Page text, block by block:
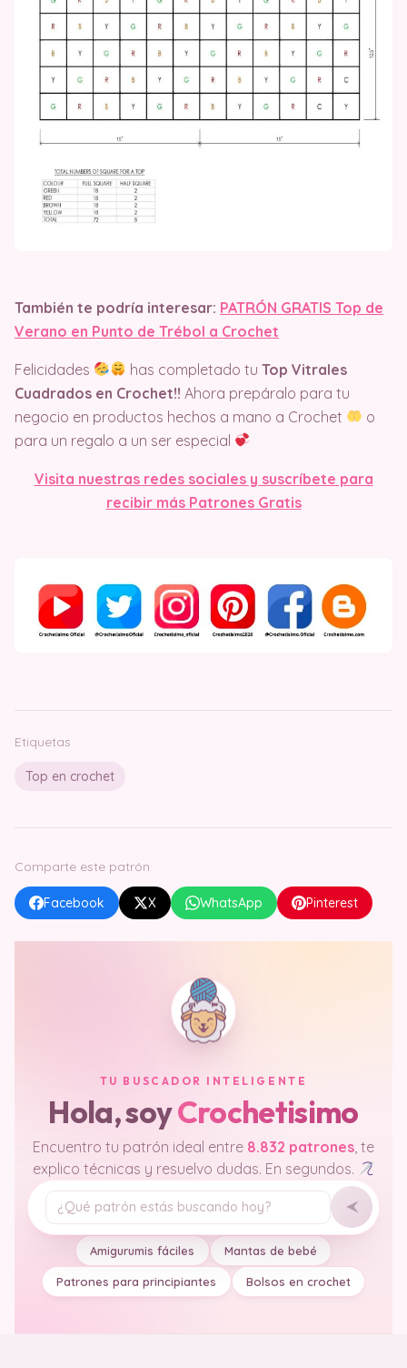
También te podría interesar: PATRÓN GRATIS Top de
Verano en Punto de Trébol a Crochet
Felicidades has completado tuTop Vitrales
Cuadrados en Crochet!! Ahora prepáralo para tu
negocio en productos hechos a mano a Crochet
o
para un regalo a un ser especial
Visita nuestras redes sociales y suscríbete para
recibir más Patrones Gratis
Etiquetas
Top en crochet
Comparte este patrón
Facebook X WhatsApp Pinterest
TU BUSCADOR INTELIGENTE
Hola, soyCrochetisimo
Encuentro tu patrón ideal entre 8.832 patrones, te
explico técnicas y resuelvo dudas. En segundos.
Tu pregunta
Amigurumis fáciles Mantas de bebé
Patrones para principiantes Bolsos en crochet